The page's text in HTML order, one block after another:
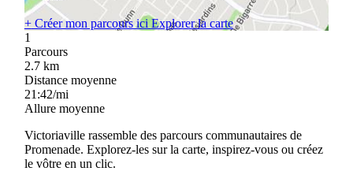
+Créer mon parcours ici Explorer la carte
1
Parcours
2.7 km
Distance moyenne
21:42/mi
Allure moyenne
Victoriaville rassemble des parcours communautaires de
Promenade. Explorez-les sur la carte, inspirez-vous ou créez
le vôtre en un clic.